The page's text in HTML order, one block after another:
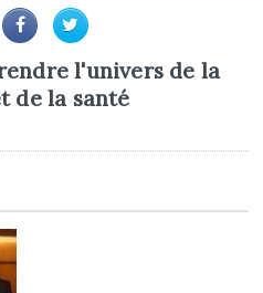
l'univers de la
de la santé